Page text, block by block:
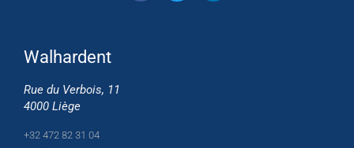
Walhardent
Rue du Verbois, 11
4000 Liège
+32 472 82 31 04